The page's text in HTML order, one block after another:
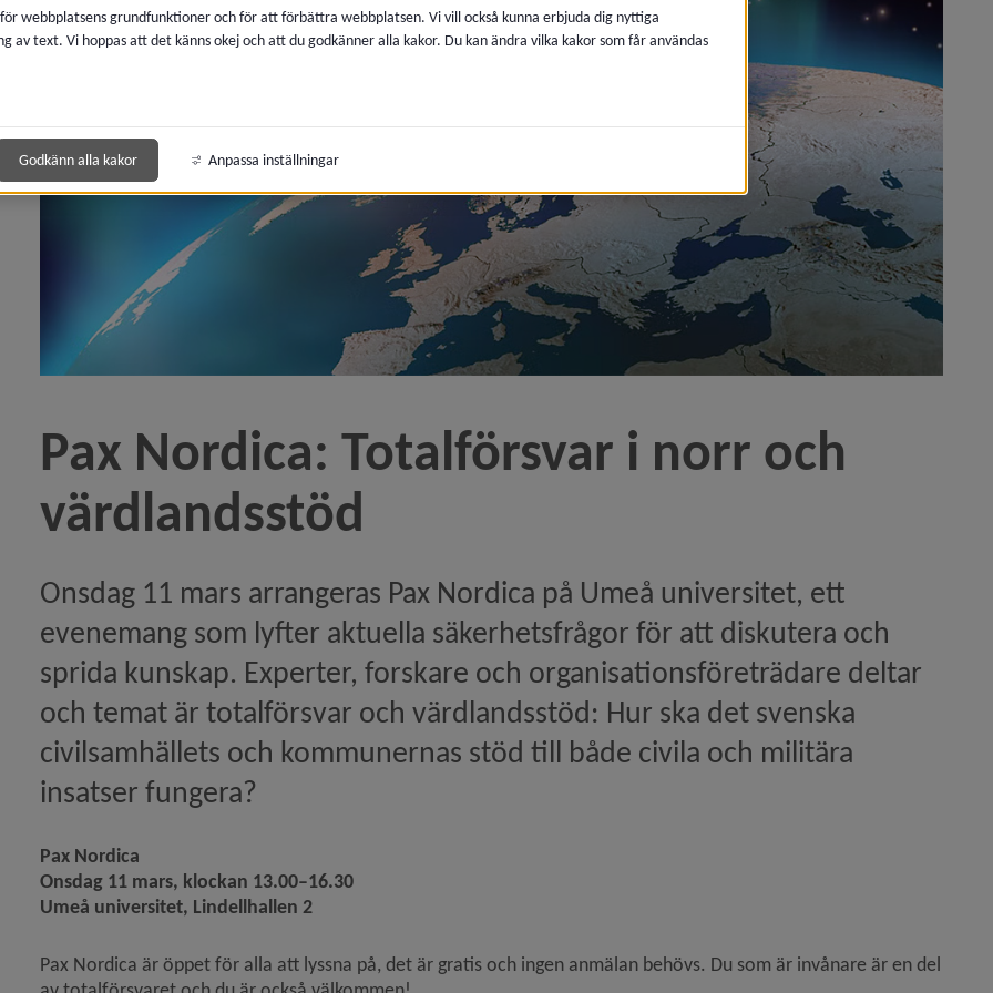
i norra Sverige)
varje kvartal)
övade i kommunen)
Militära transporter genom länet)
är sant och falskt på nätet?)
i norr och värdlandsstöd)
övade)
Militära transporter genom länet)
råd om beredskap)
för en kris?)
Webbutbildning ökar din beredskap)
Du är en del av Sveriges totalförsvar)
Stadsnära totalförsvarsövning i Umeå)
deltog i totalförsvarsövning)
höjer förmågan att hantera samhällsstörningar)
längs Norrlandskusten)
utvecklar trygghetsarbetet under Brännbollsyran)
Pax Nordica: Totalförsvar i norr och
värdlandsstöd
Onsdag 11 mars arrangeras Pax Nordica på Umeå universitet, ett
evenemang som lyfter aktuella säkerhetsfrågor för att diskutera och
sprida kunskap. Experter, forskare och organisationsföreträdare deltar
och temat är totalförsvar och värdlandsstöd: Hur ska det svenska
civilsamhällets och kommunernas stöd till både civila och militära
insatser fungera?
Pax Nordica
Onsdag 11 mars, klockan 13.00–16.30
Umeå universitet, Lindellhallen 2
Pax Nordica är öppet för alla att lyssna på, det är gratis och ingen anmälan behövs. Du som är invånare är en del
för webbplatsens grundfunktioner och för att förbättra webbplatsen. Vi vill också kunna erbjuda dig nyttiga
av text. Vi hoppas att det känns okej och att du godkänner alla kakor. Du kan ändra vilka kakor som får användas
Godkänn alla kakor Anpassa inställningar